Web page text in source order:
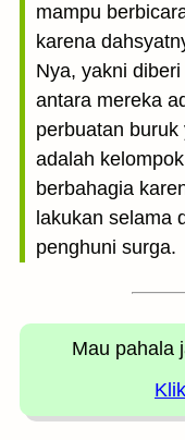
mampu
karena
Nya, yakni
antara mereka
perbuatan
adalah
berbahagia
lakukan selama
penghuni surga.
Mau pahala